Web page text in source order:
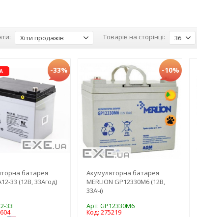
Хіти продажів Товарів на сторінці: 36
-33%
батарея
33 (12В, 33Агод)
33
-10%
Акумуляторна батарея
MERLION GP12330M6 (12В,
33Ач)
Арт: GP12330M6
Код: 275219